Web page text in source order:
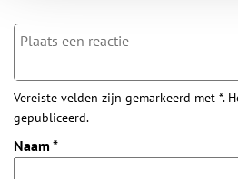
Vereiste velden zijn gemarkeerd met *.
gepubliceerd.
Naam *